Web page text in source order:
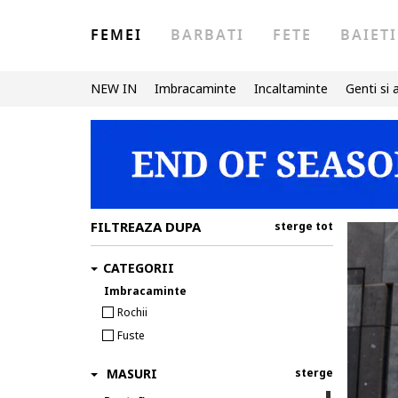
FEMEI BARBATI FETE BAIETI
NEW IN Imbracaminte Incaltaminte Genti si
FILTREAZA DUPA sterge tot
CATEGORII
Imbracaminte
Rochii
Fuste
MASURI sterge